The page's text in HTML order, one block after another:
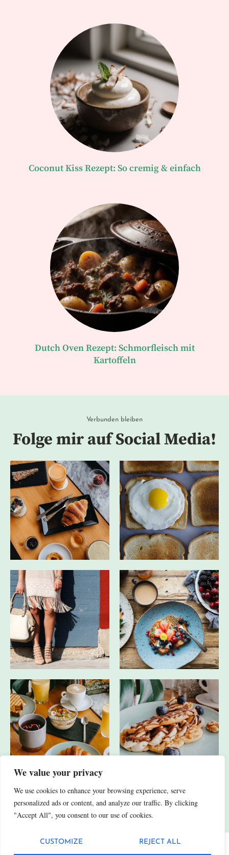
We value your privacy
We use cookies to enhance your browsing experience, serve
personalized ads or content, and analyze our traffic. By clicking
"Accept All", you consent to our use of cookies.
CUSTOMIZE REJECT ALL
Coconut Kiss Rezept: So cremig & einfach
Dutch Oven Rezept: Schmorfleisch mit
Kartoffeln
Verbunden bleiben
Folge mir auf Social Media!
JA, ICH HABE AUCH ANDERE SOCIAL-MEDIA-KANÄLE.